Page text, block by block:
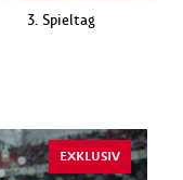
3. Spieltag
EXKLUSIV